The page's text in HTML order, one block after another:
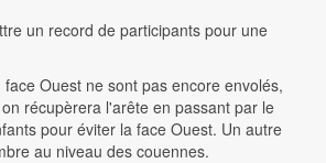
un record de participants pour une
Ouest ne sont pas encore envolés,
récupèrera l'arête en passant par le
pour éviter la face Ouest. Un autre
au niveau des couennes.